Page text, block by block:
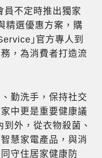
員不定時推出獨家
精選優惠方案，購
｣官方專人到
，為消費者打造流
勤洗手，保持社交
中更是重要健康議
外，從衣物殺菌、
慧家電產品，與消
守住居家健康防